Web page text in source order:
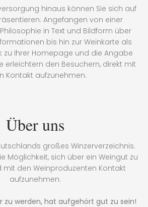
hinaus können Sie sich auf
Angefangen von einer
in Text und Bildform über
bis hin zur Weinkarte als
zu Ihrer Homepage und die Angabe
erleichtern den Besuchern, direkt mit
Kontakt aufzunehmen.
Über uns
großes Winzerverzeichnis.
Möglichkeit, sich über ein Weingut zu
mit den Weinproduzenten Kontakt
aufzunehmen.
zu werden, hat aufgehört gut zu sein!